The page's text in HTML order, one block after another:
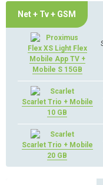
Net + Tv + GSM
Flex XS Light Flex
Mobile App TV +
Mobile S 15GB
Scarlet Trio + Mobile
10 GB
Scarlet Trio + Mobile
20 GB